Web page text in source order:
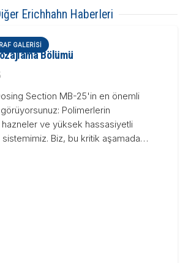
Erichhahn Haberleri
Hidrolik ve Otomasyon
tesisimizin, boru hatlarının,
otomasyon bağlantılarının
yapıldığını gösteren